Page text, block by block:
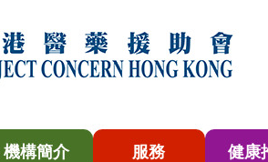
機構簡介 服務 健康